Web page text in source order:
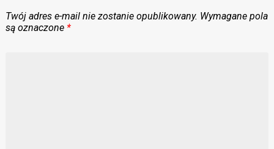
Twój adres e-mail nie zostanie opublikowany. Wymagane pola
są oznaczone *